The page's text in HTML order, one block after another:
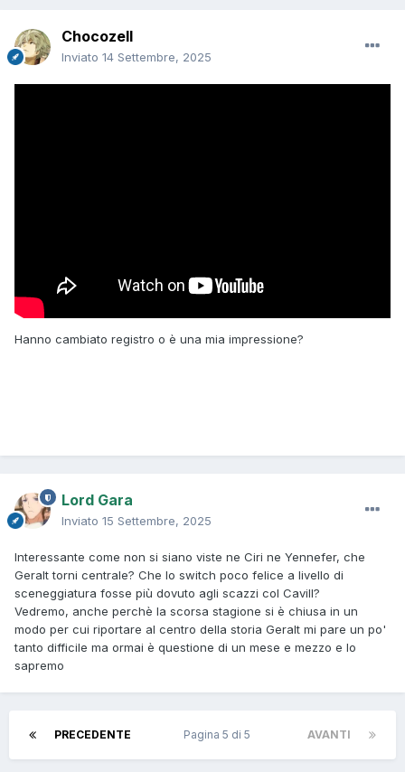
Chocozell
Inviato 14 Settembre, 2025
Hanno cambiato registro o è una mia impressione?
Lord Gara
Inviato 15 Settembre, 2025
Interessante come non si siano viste ne Ciri ne Yennefer, che
Geralt torni centrale? Che lo switch poco felice a livello di
sceneggiatura fosse più dovuto agli scazzi col Cavill?
Vedremo, anche perchè la scorsa stagione si è chiusa in un
modo per cui riportare al centro della storia Geralt mi pare un po'
tanto difficile ma ormai è questione di un mese e mezzo e lo
sapremo
PRECEDENTE AVANTI
Pagina 5 di 5